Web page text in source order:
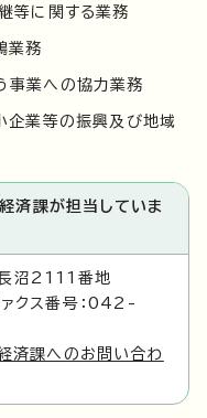
等に関する業務
業務
事業への協力業務
企業等の振興及び地域
済課が担当していま
沼2111番地
ス番号：042-
済課へのお問い合わ